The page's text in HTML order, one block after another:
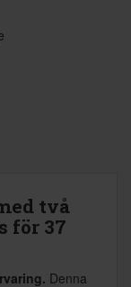
två
för 37
Denna